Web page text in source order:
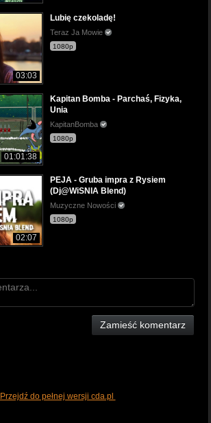
03:03
Lubię czekoladę!
Teraz Ja Mowie
1080p
01:01:38
Kapitan Bomba - Parchaś, Fizyka,
Unia
KapitanBomba
1080p
02:07
PEJA - Gruba impra z Rysiem
(Dj@WiSNIA Blend)
Muzyczne Nowości
1080p
Zamieść komentarz
Przejdź do pełnej wersji cda.pl